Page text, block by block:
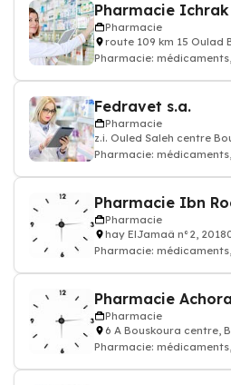
Pharmacie Ichrak
Pharmacie
route 109 km 15 Oulad
Pharmacie:
Fedravet s.a.
Pharmacie
z.i. Ouled Saleh centre
Pharmacie:
Pharmacie Ibn
Pharmacie
hay ElJamaâ n°2,
Pharmacie:
Pharmacie
Pharmacie
6 A Bouskoura centre,
Pharmacie: